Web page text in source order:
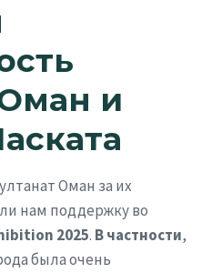
и
Оман за их
нам поддержку во
2025. В частности,
была очень